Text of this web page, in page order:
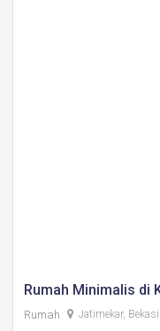
Rumah Minimalis di
Rumah Jatimekar,